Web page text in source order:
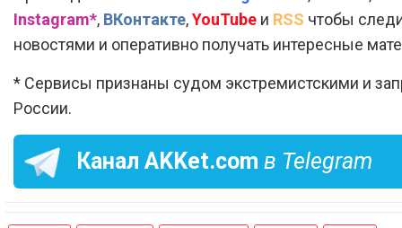
Instagram*, ВКонтакте,YouTube и RSS чтобы
новостями и оперативно получать интересные
* Сервисы признаны судом экстремистскими и
России.
Канал AKKet.com в Telegram